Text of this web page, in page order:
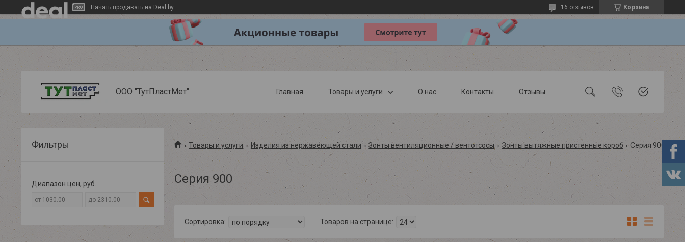
Начать продавать на Deal.by Корзина
16 отзывов
ООО "ТутПластМет" Главная Товары и услуги О нас Контакты Отзывы
Товары и услуги Изделия из нержавеющей стали Зонты вентиляционные / вентотсосы Зонты вытяжные пристенные короб Серия 900
Серия 900
Фильтры
Диапазон цен, руб.